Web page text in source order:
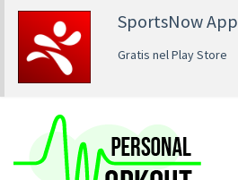
SportsNow App
Gratis nel Play Store